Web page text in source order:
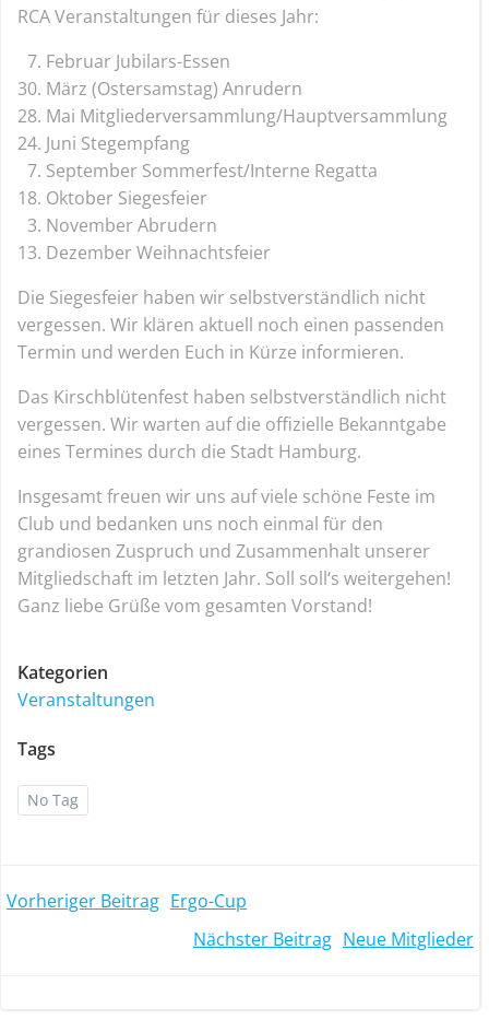
RCA Veranstaltungen für dieses Jahr:
7.⁠ ⁠Februar Jubilars-Essen
30.⁠ ⁠März (Ostersamstag) Anrudern
28.⁠ ⁠Mai Mitgliederversammlung/Hauptversammlung
24.⁠ ⁠Juni Stegempfang
7.⁠ ⁠September Sommerfest/Interne Regatta
18. Oktober Siegesfeier
3.⁠ ⁠November Abrudern
13.⁠ ⁠Dezember Weihnachtsfeier
Die Siegesfeier haben wir selbstverständlich nicht
vergessen. Wir klären aktuell noch einen passenden
Termin und werden Euch in Kürze informieren.
Das Kirschblütenfest haben selbstverständlich nicht
vergessen. Wir warten auf die offizielle Bekanntgabe
eines Termines durch die Stadt Hamburg.
Insgesamt freuen wir uns auf viele schöne Feste im
Club und bedanken uns noch einmal für den
grandiosen Zuspruch und Zusammenhalt unserer
Mitgliedschaft im letzten Jahr. Soll soll‘s weitergehen!
Ganz liebe Grüße vom gesamten Vorstand!
Kategorien
Veranstaltungen
Tags
No Tag
Post
navigation
Vorheriger Beitrag Ergo-Cup
Nächster Beitrag Neue Mitglieder